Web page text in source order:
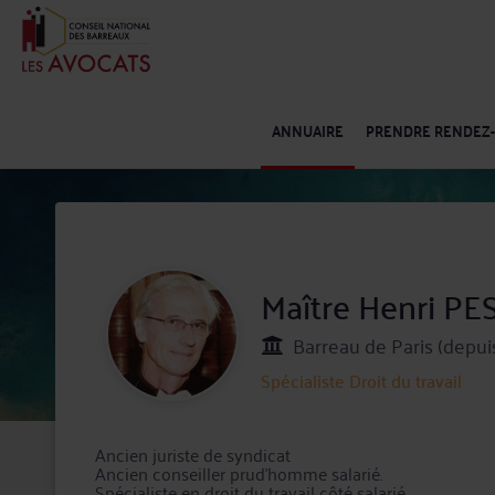
ANNUAIRE PRENDRE
Maître Henri
Barreau de Paris
Spécialiste Droit du travail
Ancien juriste de syndicat
Ancien conseiller prud'homme salarié.